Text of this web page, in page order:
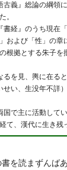
古義』総論の綱領
。
書経』のうち現在
および「性」の
根拠とする朱子
を見、輿に在る
い、生没年不詳
国で主に活動して
、漢代に生き残
を読まずんば